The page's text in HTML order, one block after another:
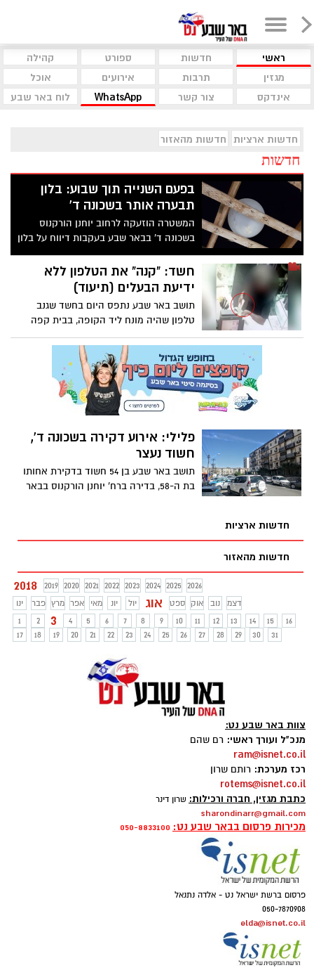
ראשי חדשות ספורט
קהילה
מגזין
תרבות אירועים
אוכל
אינדקס
צור קשר WhatsApp לוח באר שבע
חדשות ארציות חדשות מהאזור
חדשות
בפעם השנייה תוך שבוע: בלון
תבערה אותר בשכונה ד'
המשטרה הוזעקה לרחוב יוחנן הורקנוס
בשכונה ד' בבאר שבע בעקבות דיווח על בלון
תבערה. מוקדם יותר השבוע נחת בלון ברחוב
רינגלבלום הסמוך
חשד: "קנה" את הטלפון ללא
ידיעת הבעלים (תיעוד)
תושב באר שבע נתפס היום בחשד שגנב
טלפון שהיה מונח ליד הקופה, בבית קפה
במרכז מסחרי בבאר שבע. לאחר מכן חזר
והשאיר כסף תמורת הטלפון שלקח, וברח.
צפו בתיעוד
פלילי: אירוע דקירה בשכונה ד',
חשוד נעצר
תושב באר שבע בן 54 חשוד בדקירת אחותו
בת ה-58, בדירה ברח' יוחנן הורקנוס בבאר
חדשות ארציות
חדשות מהאזור
2018 2019 2020 2021 2022 2023 2024 2025
2026
ינו
פבר מרץ אפר מאי יונ יול אוג ספט אוק נוב
דצמ
1
2 3 4 5 6 7 8 9 10 11 12 13 14 15
16
17
18 19 20 21 22 23 24 25 26 27 28 29 30 31
צוות באר שבע נט:
מנכ"ל ועורך ראשי: רם שהם
ram@isnet.co.il
רכז מערכת: רותם שרון
rotems@isnet.co.il
כתבת מגזין, חברה ורכילות: שרון דינר
sharondinarr@gmail.com
מכירות פרסום בבאר שבע נט: 050-8833100
פרסום ברשת ישראל נט - אלדה נתנאל
050-7870908
elda@isnet.co.il